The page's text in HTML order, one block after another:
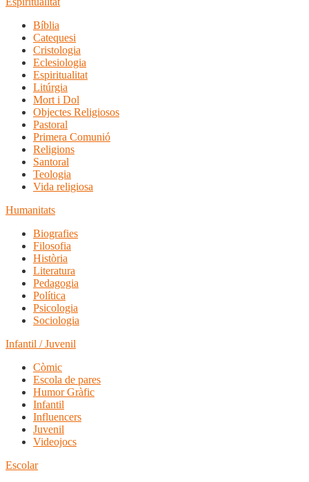
Bíblia
Catequesi
Cristologia
Eclesiologia
Espiritualitat
Litúrgia
Mort i Dol
Objectes Religiosos
Pastoral
Primera Comunió
Religions
Santoral
Teologia
Vida religiosa
Humanitats
Biografies
Filosofia
Història
Literatura
Pedagogia
Política
Psicologia
Sociologia
Infantil / Juvenil
Còmic
Escola de pares
Humor Gràfic
Infantil
Influencers
Juvenil
Videojocs
Escolar